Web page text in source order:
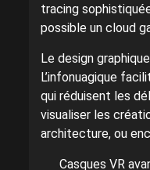
tracing
possible un cloud
Le design
L’infonuagique
qui réduisent les
visualiser les
architecture, ou
Casques VR